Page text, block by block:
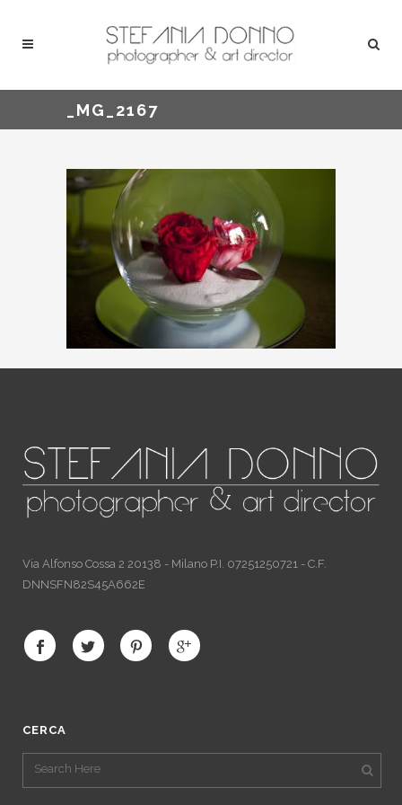
_MG_2167
Via Alfonso Cossa 2 20138 - Milano P.I. 07251250721 - C.F.
DNNSFN82S45A662E
CERCA